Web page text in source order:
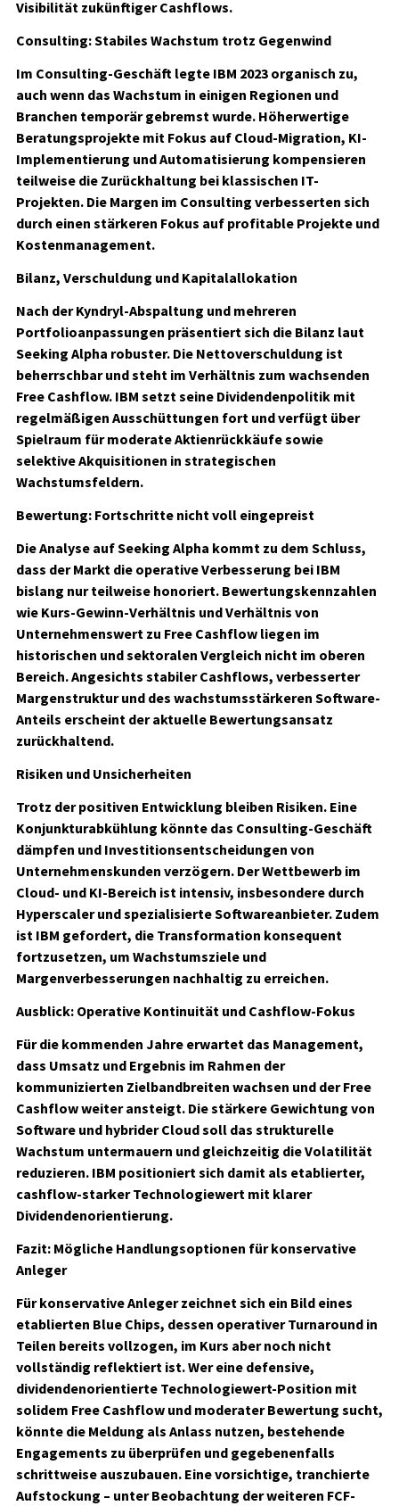
Visibilität zukünftiger Cashflows.
Consulting: Stabiles Wachstum trotz Gegenwind
Im Consulting-Geschäft legte IBM 2023 organisch zu,
auch wenn das Wachstum in einigen Regionen und
Branchen temporär gebremst wurde. Höherwertige
Beratungsprojekte mit Fokus auf Cloud-Migration, KI-
Implementierung und Automatisierung kompensieren
teilweise die Zurückhaltung bei klassischen IT-
Projekten. Die Margen im Consulting verbesserten sich
durch einen stärkeren Fokus auf profitable Projekte und
Kostenmanagement.
Bilanz, Verschuldung und Kapitalallokation
Nach der Kyndryl-Abspaltung und mehreren
Portfolioanpassungen präsentiert sich die Bilanz laut
Seeking Alpha robuster. Die Netto­verschuldung ist
beherrschbar und steht im Verhältnis zum wachsenden
Free Cashflow. IBM setzt seine Dividendenpolitik mit
regelmäßigen Ausschüttungen fort und verfügt über
Spielraum für moderate Aktienrückkäufe sowie
selektive Akquisitionen in strategischen
Wachstumsfeldern.
Bewertung: Fortschritte nicht voll eingepreist
Die Analyse auf Seeking Alpha kommt zu dem Schluss,
dass der Markt die operative Verbesserung bei IBM
bislang nur teilweise honoriert. Bewertungskennzahlen
wie Kurs-Gewinn-Verhältnis und Verhältnis von
Unternehmenswert zu Free Cashflow liegen im
historischen und sektoralen Vergleich nicht im oberen
Bereich. Angesichts stabiler Cashflows, verbesserter
Margenstruktur und des wachstumsstärkeren Software-
Anteils erscheint der aktuelle Bewertungsansatz
zurückhaltend.
Risiken und Unsicherheiten
Trotz der positiven Entwicklung bleiben Risiken. Eine
Konjunkturabkühlung könnte das Consulting-Geschäft
dämpfen und Investitionsentscheidungen von
Unternehmenskunden verzögern. Der Wettbewerb im
Cloud- und KI-Bereich ist intensiv, insbesondere durch
Hyperscaler und spezialisierte Softwareanbieter. Zudem
ist IBM gefordert, die Transformation konsequent
fortzusetzen, um Wachstumsziele und
Margenverbesserungen nachhaltig zu erreichen.
Ausblick: Operative Kontinuität und Cashflow-Fokus
Für die kommenden Jahre erwartet das Management,
dass Umsatz und Ergebnis im Rahmen der
kommunizierten Zielbandbreiten wachsen und der Free
Cashflow weiter ansteigt. Die stärkere Gewichtung von
Software und hybrider Cloud soll das strukturelle
Wachstum untermauern und gleichzeitig die Volatilität
reduzieren. IBM positioniert sich damit als etablierter,
cashflow-starker Technologiewert mit klarer
Dividendenorientierung.
Fazit: Mögliche Handlungsoptionen für konservative
Anleger
Für konservative Anleger zeichnet sich ein Bild eines
etablierten Blue Chips, dessen operativer Turnaround in
Teilen bereits vollzogen, im Kurs aber noch nicht
vollständig reflektiert ist. Wer eine defensive,
dividendenorientierte Technologiewert-Position mit
solidem Free Cashflow und moderater Bewertung sucht,
könnte die Meldung als Anlass nutzen, bestehende
Engagements zu überprüfen und gegebenenfalls
schrittweise auszubauen. Eine vorsichtige, tranchierte
Aufstockung – unter Beobachtung der weiteren FCF-